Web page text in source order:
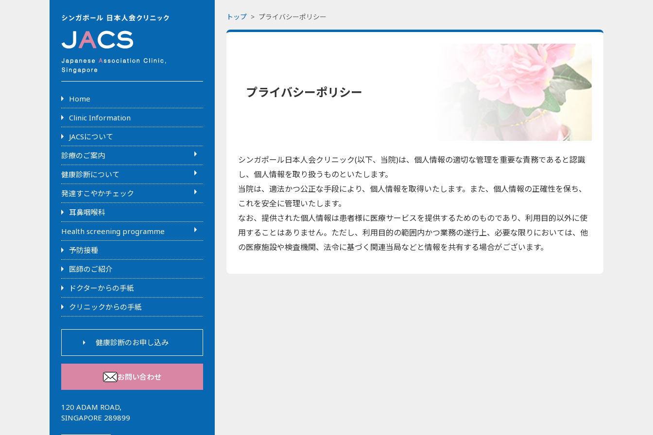
Home
Clinic Information
JACSについて
診療のご案内
健康診断について
発達すこやかチェック
耳鼻咽喉科
Health screening programme
予防接種
医師のご紹介
ドクターからの手紙
クリニックからの手紙
健康診断のお申し込み
お問い合わせ
120 ADAM ROAD,
SINGAPORE 289899
トップ プライバシーポリシー
プライバシーポリシー
シンガポール日本人会クリニック(以下、当院)は、個人情報の適切な管理を重要な責務であると認識
し、個人情報を取り扱うものといたします。
当院は、適法かつ公正な手段により、個人情報を取得いたします。また、個人情報の正確性を保ち、
これを安全に管理いたします。
なお、提供された個人情報は患者様に医療サービスを提供するためのものであり、利用目的以外に使
用することはありません。ただし、利用目的の範囲内かつ業務の遂行上、必要な限りにおいては、他
の医療施設や検査機関、法令に基づく関連当局などと情報を共有する場合がございます。